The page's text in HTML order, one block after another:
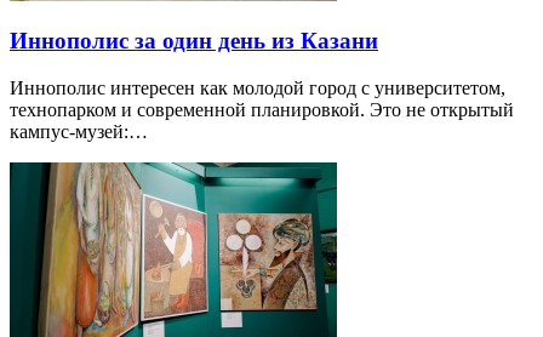
Иннополис за один день из Казани
Иннополис интересен как молодой город с университетом,
технопарком и современной планировкой. Это не открытый
кампус-музей:…